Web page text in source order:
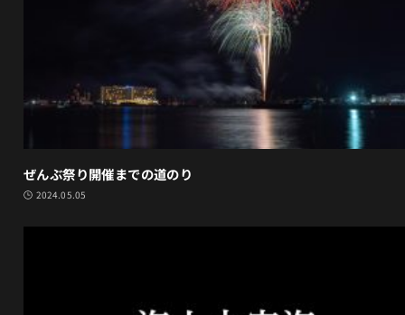
ぜんぶ祭り開催までの道のり
2024.05.05